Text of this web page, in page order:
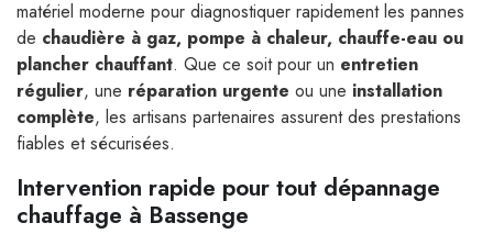
matériel moderne pour diagnostiquer rapidement les pannes
de chaudière à gaz, pompe à chaleur, chauffe-eau ou
plancher chauffant. Que ce soit pour un entretien
régulier, une réparation urgente ou une installation
complète, les artisans partenaires assurent des prestations
fiables et sécurisées.
Intervention rapide pour tout dépannage
chauffage à Bassenge